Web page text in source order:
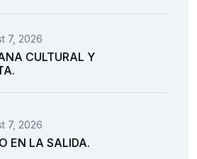
7, 2026
CULTURAL Y
7, 2026
EN LA SALIDA.